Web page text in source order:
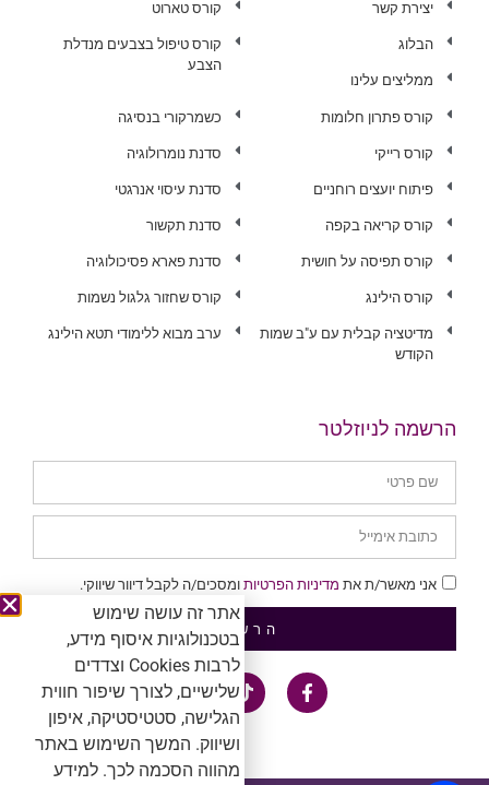
יצירת קשר
הבלוג
ממליצים עלינו
קורס טארוט
קורס טיפול בצבעים מנדלת
הצבע
קורס פתרון חלומות
קורס רייקי
פיתוח יועצים רוחניים
קורס קריאה בקפה
קורס תפיסה על חושית
קורס הילינג
מדיטציה קבלית עם ע"ב שמות
הקודש
כשמרקורי בנסיגה
סדנת נומרולוגיה
סדנת עיסוי אנרגטי
סדנת תקשור
סדנת פארא פסיכולוגיה
קורס שחזור גלגול נשמות
ערב מבוא ללימודי תטא הילינג
הרשמה לניוזלטר
אני מאשר/ת את מדיניות הפרטיות ומסכים/ה לקבל דיוור שיווקי.
הרשמה
אתר זה עושה שימוש
בטכנולוגיות איסוף מידע,
לרבות Cookies וצדדים
שלישיים, לצורך שיפור חווית
הגלישה, סטטיסטיקה, איפון
ושיווק. המשך השימוש באתר
מהווה הסכמה לכך. למידע